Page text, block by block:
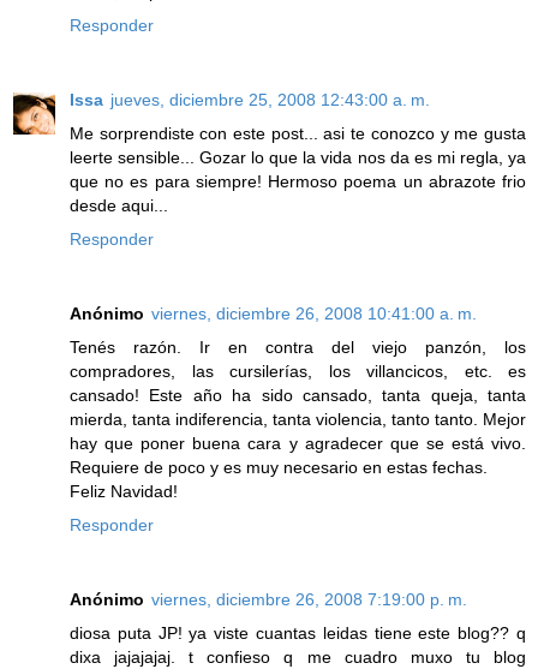
Responder
Issa jueves, diciembre 25, 2008 12:43:00 a. m.
Me sorprendiste con este post... asi te conozco y me gusta
leerte sensible... Gozar lo que la vida nos da es mi regla, ya
que no es para siempre! Hermoso poema un abrazote frio
desde aqui...
Responder
Anónimo viernes, diciembre 26, 2008 10:41:00 a. m.
Tenés razón. Ir en contra del viejo panzón, los
compradores, las cursilerías, los villancicos, etc. es
cansado! Este año ha sido cansado, tanta queja, tanta
mierda, tanta indiferencia, tanta violencia, tanto tanto. Mejor
hay que poner buena cara y agradecer que se está vivo.
Requiere de poco y es muy necesario en estas fechas.
Feliz Navidad!
Responder
Anónimo viernes, diciembre 26, 2008 7:19:00 p. m.
diosa puta JP! ya viste cuantas leidas tiene este blog?? q
dixa jajajajaj. t confieso q me cuadro muxo tu blog